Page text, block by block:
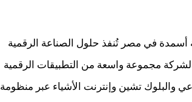
أسمدة في مصر تُنفذ حلول الصناعة الرقمية
مجموعة واسعة من التطبيقات الرقمية
والبلوك تشين وإنترنت الأشياء عبر منظومة